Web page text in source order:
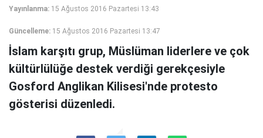
Yayınlanma: 15 Ağustos 2016 Pazartesi 13:43
Güncelleme: 15 Ağustos 2016 Pazartesi 13:47
İslam karşıtı grup, Müslüman liderlere ve çok
kültürlülüğe destek verdiği gerekçesiyle
Gosford Anglikan Kilisesi'nde protesto
gösterisi düzenledi.